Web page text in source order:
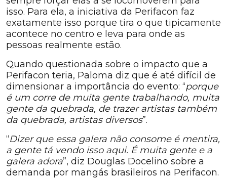
isso. Para ela, a iniciativa da Perifacon faz
exatamente isso porque tira o que tipicamente
acontece no centro e leva para onde as
pessoas realmente estão.
Quando questionada sobre o impacto que a
Perifacon teria, Paloma diz que é até difícil de
dimensionar a importância do evento: “porque
é um corre de muita gente trabalhando, muita
gente da quebrada, de trazer artistas também
da quebrada, artistas diversos”.
“Dizer que essa galera não consome é mentira,
a gente tá vendo isso aqui. É muita gente e a
galera adora”, diz Douglas Docelino sobre a
demanda por mangás brasileiros na Perifacon.